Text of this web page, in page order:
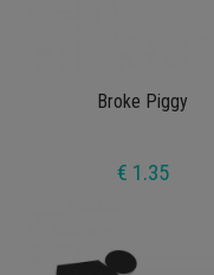
Broke Piggy
€ 1.35